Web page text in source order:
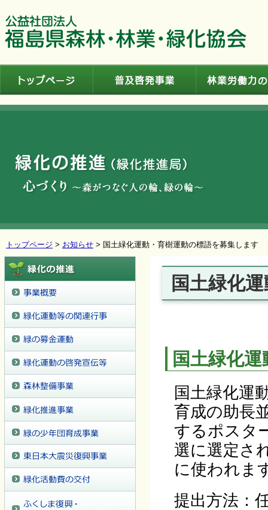
トップページ > お知らせ > 国土緑化運動・育樹運動の標語を募集します
国土緑化
国土緑化
国土緑化運
育成の助長
するポスタ
選に選定さ
に使われま
提出方法：